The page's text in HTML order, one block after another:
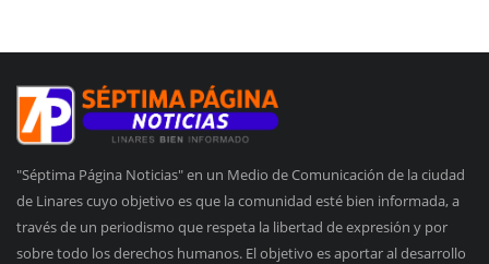
"Séptima Página Noticias" en un Medio de Comunicación de la ciudad
de Linares cuyo objetivo es que la comunidad esté bien informada, a
través de un periodismo que respeta la libertad de expresión y por
sobre todo los derechos humanos. El objetivo es aportar al desarrollo